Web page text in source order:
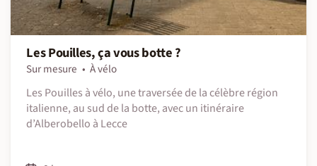
Les Pouilles, ça vous botte ?
Sur mesure
À vélo
Les Pouilles à vélo, une traversée de la célèbre région
italienne, au sud de la botte, avec un itinéraire
d’Alberobello à Lecce